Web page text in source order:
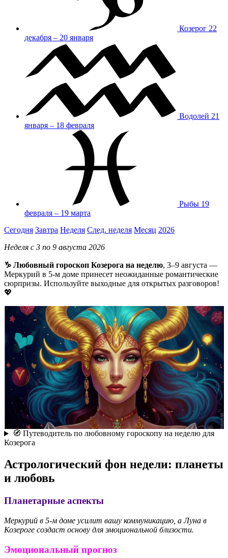
Козерог 22
декабря – 20 января
Водолей 21
января – 18 февраля
Рыбы 19
февраля – 19 марта
Сегодня Завтра Неделя След. неделя Месяц 2026
Неделя с 3 по 9 августа 2026
♑ Любовный гороскоп Козерога на неделю, 3–9 августа —
Меркурий в 5-м доме принесет неожиданные романтические
сюрпризы. Используйте выходные для открытых разговоров!
💖
🧭 Путеводитель по любовному гороскопу на неделю для
Козерога
Астрологический фон недели: планеты
и любовь
Планетарные аспекты
Меркурий в 5-м доме усилит вашу коммуникацию, а Луна в
Козероге создаст основу для эмоциональной близости.
Эмоциональный прогноз